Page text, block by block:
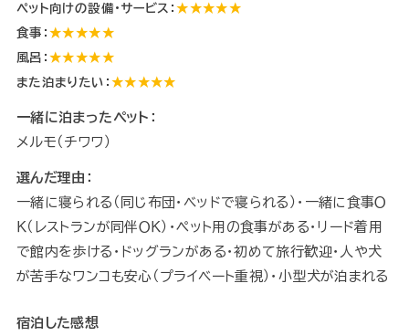
ペット向けの設備・サービス：★★★★★
食事：★★★★★
風呂：★★★★★
また泊まりたい： ★★★★★
一緒に泊まったペット：
メルモ（チワワ）
選んだ理由：
一緒に寝られる（同じ布団・ベッドで寝られる）・一緒に食事Ｏ
Ｋ（レストランが同伴ＯＫ）・ペット用の食事がある・リード着用
で館内を歩ける・ドッグランがある・初めて旅行歓迎・人や犬
が苦手なワンコも安心（プライベート重視）・小型犬が泊まれる
宿泊した感想